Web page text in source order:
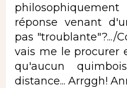
réponse venant
pas "troublante"?.../
vais me le procurer
qu'aucun
distance... Arrggh!